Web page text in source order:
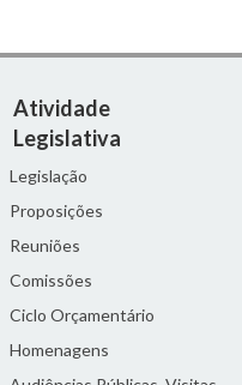
Atividade
Legislativa
Legislação
Proposições
Reuniões
Comissões
Ciclo Orçamentário
Homenagens